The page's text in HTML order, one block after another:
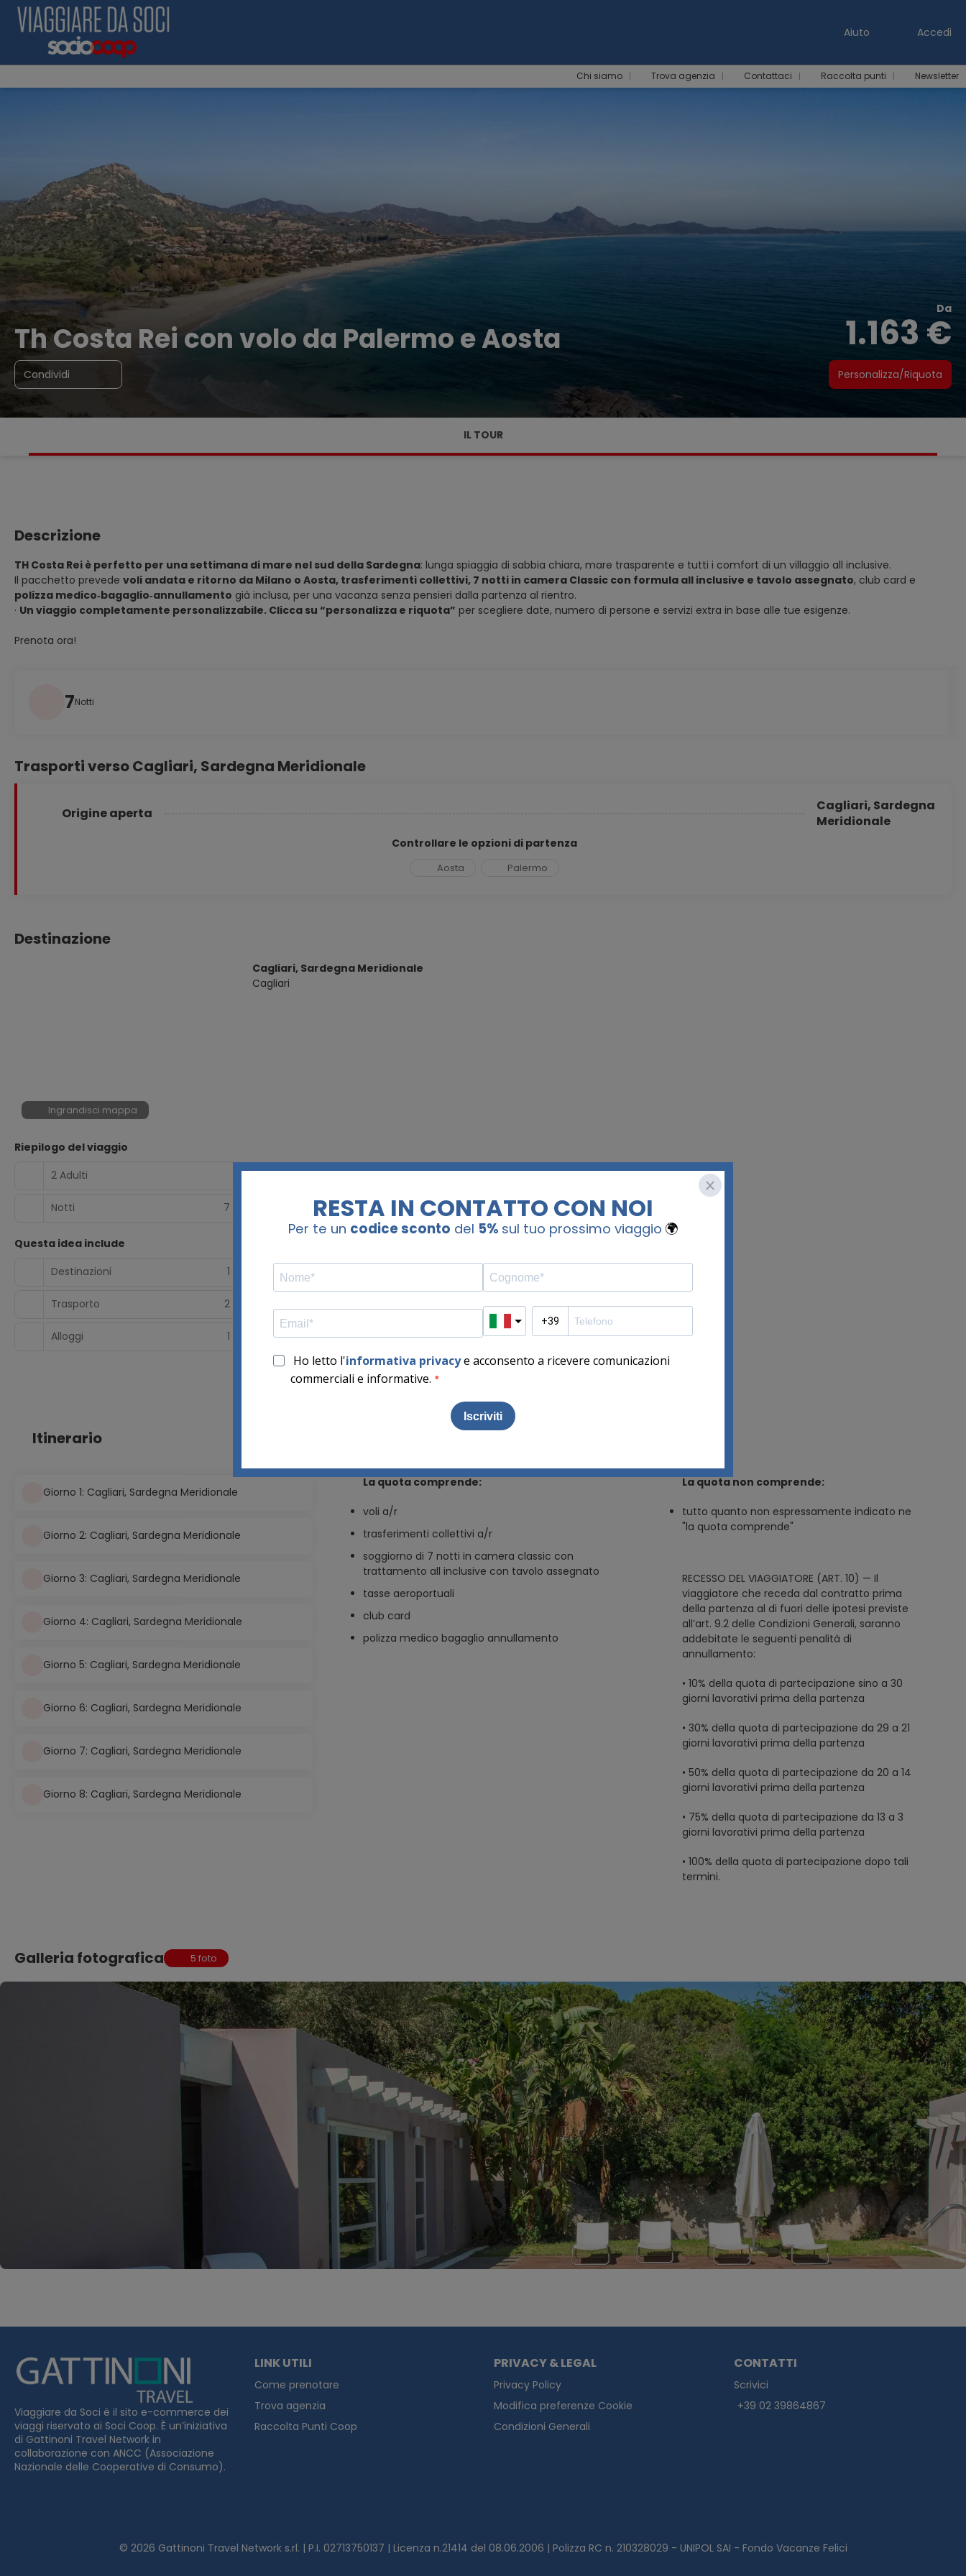
Aiuto Accedi
Chi siamo Trova agenzia Contattaci Raccolta punti Newsletter
Th Costa Rei con volo da Palermo e Aosta
Da
1.163 €
Condividi Personalizza/Riquota
IL TOUR
Descrizione
TH Costa Rei è perfetto per una settimana di mare nel sud della Sardegna: lunga spiaggia di sabbia chiara, mare trasparente e tutti i comfort di un villaggio all inclusive.
Il pacchetto prevede voli andata e ritorno da Milano o Aosta, trasferimenti collettivi, 7 notti in camera Classic con formula all inclusive e tavolo assegnato, club card e
polizza medico‑bagaglio‑annullamento già inclusa, per una vacanza senza pensieri dalla partenza al rientro.
· Un viaggio completamente personalizzabile. Clicca su “personalizza e riquota” per scegliere date, numero di persone e servizi extra in base alle tue esigenze.
Prenota ora!
7Notti
Trasporti verso Cagliari, Sardegna Meridionale
Origine aperta
Cagliari, Sardegna
Meridionale
Controllare le opzioni di partenza
Aosta Palermo
Destinazione
Ingrandisci mappa
Riepilogo del viaggio
2 Adulti
Notti 7
Questa idea include
Destinazioni
1
Trasporto 2
Alloggi 1
Cagliari, Sardegna Meridionale
Cagliari
Itinerario
Giorno 1: Cagliari, Sardegna Meridionale
Giorno 2: Cagliari, Sardegna Meridionale
Giorno 3: Cagliari, Sardegna Meridionale
Giorno 4: Cagliari, Sardegna Meridionale
Giorno 5: Cagliari, Sardegna Meridionale
Giorno 6: Cagliari, Sardegna Meridionale
Giorno 7: Cagliari, Sardegna Meridionale
Giorno 8: Cagliari, Sardegna Meridionale
La quota comprende:
voli a/r
trasferimenti collettivi a/r
soggiorno di 7 notti in camera classic con
trattamento all inclusive con tavolo assegnato
tasse aeroportuali
club card
polizza medico bagaglio annullamento
La quota non comprende:
tutto quanto non espressamente indicato ne
"la quota comprende"
RECESSO DEL VIAGGIATORE (ART. 10) — Il
viaggiatore che receda dal contratto prima
della partenza al di fuori delle ipotesi previste
all’art. 9.2 delle Condizioni Generali, saranno
addebitate le seguenti penalità di
annullamento:
• 10% della quota di partecipazione sino a 30
giorni lavorativi prima della partenza
• 30% della quota di partecipazione da 29 a 21
giorni lavorativi prima della partenza
• 50% della quota di partecipazione da 20 a 14
giorni lavorativi prima della partenza
• 75% della quota di partecipazione da 13 a 3
giorni lavorativi prima della partenza
• 100% della quota di partecipazione dopo tali
termini.
Galleria fotografica 5 foto
Viaggiare da Soci è il sito e-commerce dei
viaggi riservato ai Soci Coop. È un’iniziativa
di Gattinoni Travel Network in
collaborazione con ANCC (Associazione
Nazionale delle Cooperative di Consumo).
LINK UTILI
Come prenotare
Trova agenzia
Raccolta Punti Coop
PRIVACY & LEGAL
Privacy Policy
Modifica preferenze Cookie
Condizioni Generali
CONTATTI
Scrivici
+39 02 39864867
© 2026 Gattinoni Travel Network s.rl. | P.I. 02713750137 | Licenza n.21414 del 08.06.2006 | Polizza RC n. 210328029 - UNIPOL SAI - Fondo Vacanze Felici